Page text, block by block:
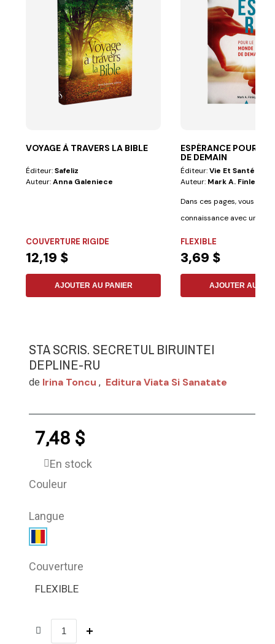
VOYAGE À TRAVERS LA BIBLE
Éditeur:Safeliz
Auteur:Anna Galeniece
COUVERTURE RIGIDE
12,19 $
AJOUTER AU PANIER
ESPÉRANCE POUR LE
DE DEMAIN
Éditeur:Vie Et Santé
Auteur: Mark A. Finley
Dans ces pages, vous ferez
connaissance avec un
FLEXIBLE
3,69 $
AJOUTER AU
STA SCRIS. SECRETUL BIRUINTEI
DEPLINE-RU
de Irina Toncu , Editura Viata Si Sanatate
7,48 $
En stock
Couleur
Langue
Couverture
FLEXIBLE